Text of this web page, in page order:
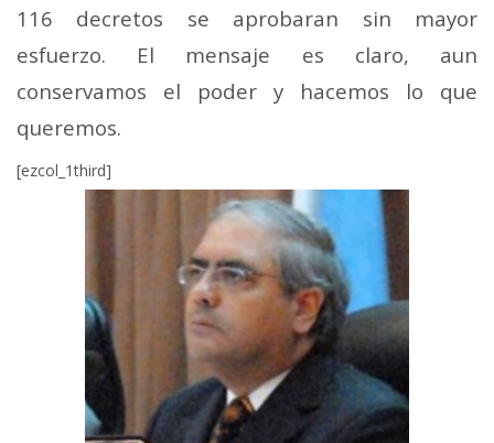
116 decretos se aprobaran sin mayor
esfuerzo. El mensaje es claro, aun
conservamos el poder y hacemos lo que
queremos.
[ezcol_1third]